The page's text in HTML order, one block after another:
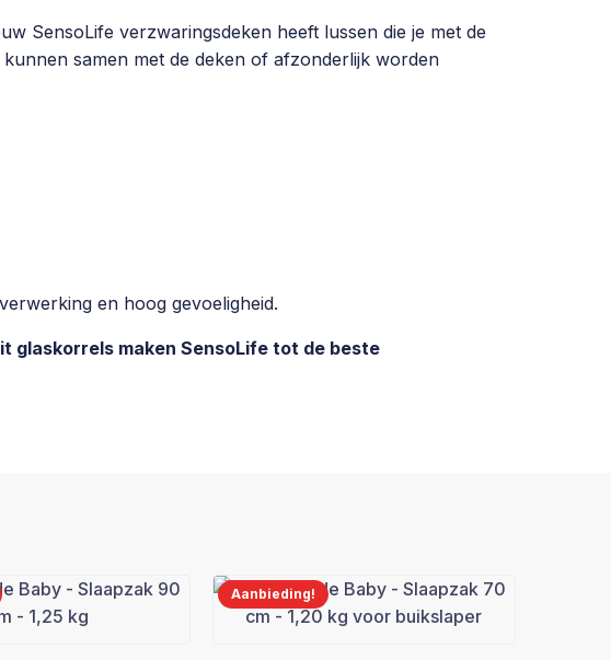
SensoLife verzwaringsdeken heeft lussen die je met de
samen met de deken of afzonderlijk worden
en hoog gevoeligheid.
glaskorrels maken SensoLife tot de beste
Aanbieding!